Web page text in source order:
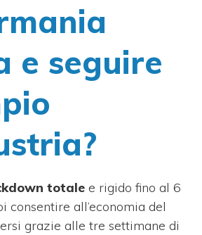
e seguire
totale e rigido fino al 6
consentire all’economia del
grazie alle tre settimane di